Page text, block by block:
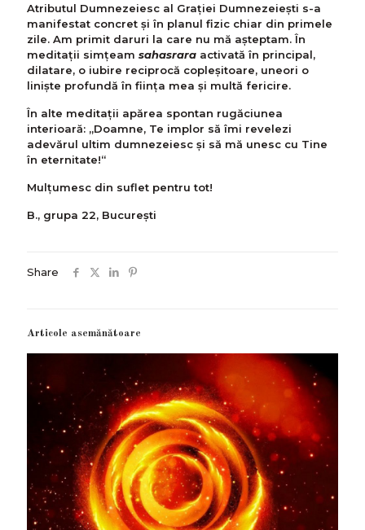
Atributul Dumnezeiesc al Grației Dumnezeiești s-a
manifestat concret și în planul fizic chiar din primele
zile. Am primit daruri la care nu mă așteptam. În
meditații simțeam sahasrara activată în principal,
dilatare, o iubire reciprocă copleșitoare, uneori o
liniște profundă în ființa mea și multă fericire.
În alte meditații apărea spontan rugăciunea
interioară: „Doamne, Te implor să îmi revelezi
adevărul ultim dumnezeiesc și să mă unesc cu Tine
în eternitate!“
Mulțumesc din suflet pentru tot!
B., grupa 22, București
Share
Articole asemănătoare